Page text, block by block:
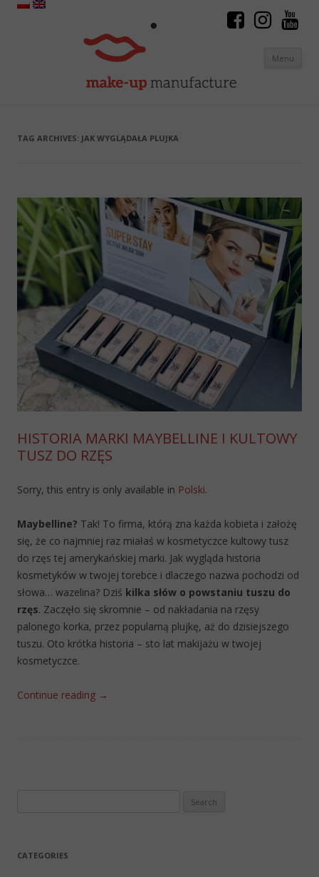
Menu
TAG ARCHIVES: JAK WYGLĄDAŁA PLUJKA
HISTORIA MARKI MAYBELLINE I KULTOWY
TUSZ DO RZĘS
Sorry, this entry is only available in Polski.
Maybelline? Tak! To firma, którą zna każda kobieta i założę
się, że co najmniej raz miałaś w kosmetyczce kultowy tusz
do rzęs tej amerykańskiej marki. Jak wygląda historia
kosmetyków w twojej torebce i dlaczego nazwa pochodzi od
słowa… wazelina? Dziś kilka słów o powstaniu tuszu do
rzęs. Zaczęło się skromnie – od nakładania na rzęsy
palonego korka, przez popularną plujkę, aż do dzisiejszego
tuszu. Oto krótka historia – sto lat makijażu w twojej
kosmetyczce.
Continue reading →
CATEGORIES